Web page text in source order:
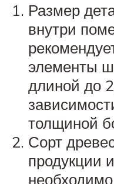
Размер
внутри
элементы
длиной до
толщиной
Сорт
продукции